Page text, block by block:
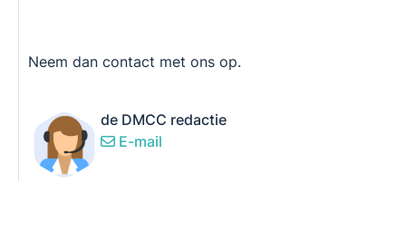
Neem dan contact met ons op.
de DMCC redactie
E-mail